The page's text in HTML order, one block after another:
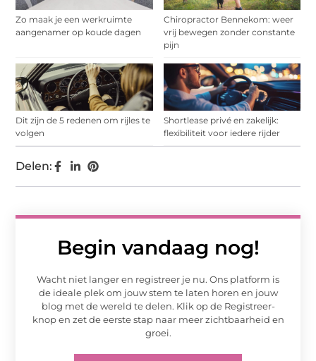
Zo maak je een werkruimte
aangenamer op koude dagen
Chiropractor Bennekom: weer
vrij bewegen zonder constante
pijn
Dit zijn de 5 redenen om rijles te
volgen
Shortlease privé en zakelijk:
flexibiliteit voor iedere rijder
Begin vandaag nog!
Wacht niet langer en registreer je nu. Ons platform is
de ideale plek om jouw stem te laten horen en jouw
blog met de wereld te delen. Klik op de Registreer-
knop en zet de eerste stap naar meer zichtbaarheid en
groei.
Delen: